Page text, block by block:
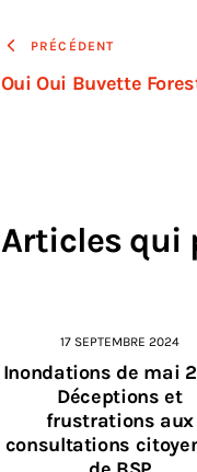
PRÉCÉDENT
Oui Oui Buvette
Articles qui
17 SEPTEMBRE 2024
Inondations de mai
Déceptions et
frustrations aux
consultations